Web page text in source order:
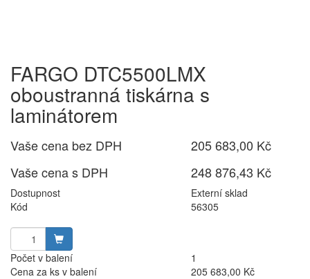
FARGO DTC5500LMX
oboustranná tiskárna s
laminátorem
Vaše cena bez DPH
205 683,00 Kč
Vaše cena s DPH
248 876,43 Kč
Dostupnost
Externí sklad
Kód
56305
Počet v balení
1
Cena za ks v balení
205 683,00 Kč